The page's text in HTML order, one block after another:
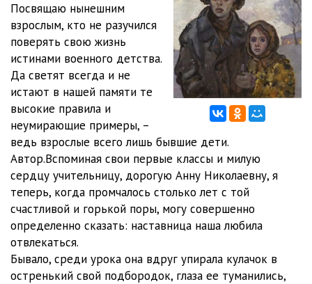
10_Poslednie_holoda 21:05
Посвящаю нынешним
взрослым, кто не разучился
поверять свою жизнь
истинами военного детства.
Да светят всегда и не
истают в нашей памяти те
высокие правила и
неумирающие примеры, –
ведь взрослые всего лишь бывшие дети.
Автор.Вспоминая свои первые классы и милую
сердцу учительницу, дорогую Анну Николаевну, я
теперь, когда промчалось столько лет с той
счастливой и горькой поры, могу совершенно
определенно сказать: наставница наша любила
отвлекаться.
Бывало, среди урока она вдруг упирала кулачок в
остренький свой подбородок, глаза ее туманились,